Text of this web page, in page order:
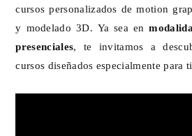
cursos personalizados de motion
y modelado 3D. Ya sea en
presenciales , te invitamos a
cursos diseñados especialmente para ti.